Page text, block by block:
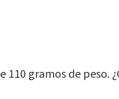
gramos de peso.